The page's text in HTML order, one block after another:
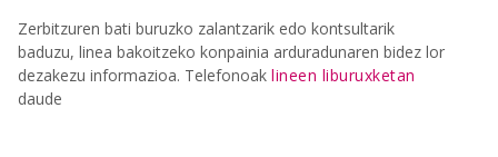
Zerbitzuren bati buruzko zalantzarik edo kontsultarik
baduzu, linea bakoitzeko konpainia arduradunaren bidez lor
dezakezu informazioa. Telefonoak lineen liburuxketan
daude